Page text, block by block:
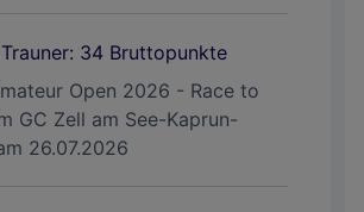
34 Bruttopunkte
Open 2026 - Race to
GC Zell am See-Kaprun-
26.07.2026